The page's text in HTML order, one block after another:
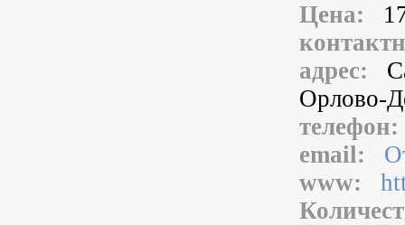
Цена:
адрес:
Орлово-
email:
www: